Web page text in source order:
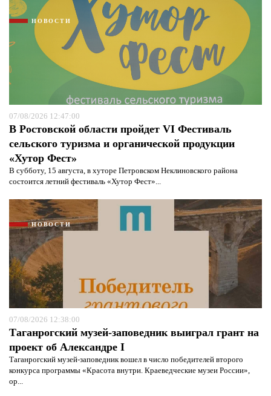
НОВОСТИ
07/08/2026 12:47:00
В Ростовской области пройдет VI Фестиваль
сельского туризма и органической продукции
«Хутор Фест»
В субботу, 15 августа, в хуторе Петровском Неклиновского района
состоится летний фестиваль «Хутор Фест»...
НОВОСТИ
07/08/2026 12:38:00
Таганрогский музей-заповедник выиграл грант на
проект об Александре I
Таганрогский музей-заповедник вошел в число победителей второго
конкурса программы «Красота внутри. Краеведческие музеи России»,
ор...